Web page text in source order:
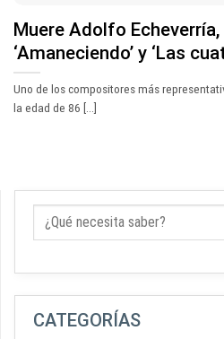
Muere Adolfo
‘Amaneciendo’ y ‘Las
Uno de los compositores más
la edad de 86 [...]
CATEGORÍAS